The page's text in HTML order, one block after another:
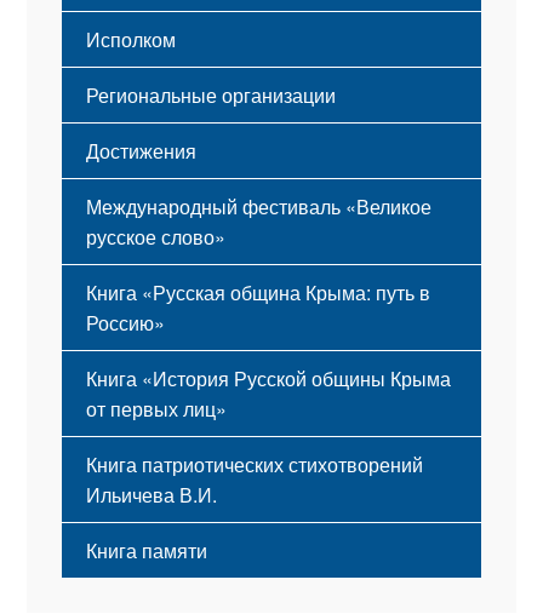
Исполком
Региональные организации
Достижения
Международный фестиваль «Великое
русское слово»
Книга «Русская община Крыма: путь в
Россию»
Книга «История Русской общины Крыма
от первых лиц»
Книга патриотических стихотворений
Ильичева В.И.
Книга памяти